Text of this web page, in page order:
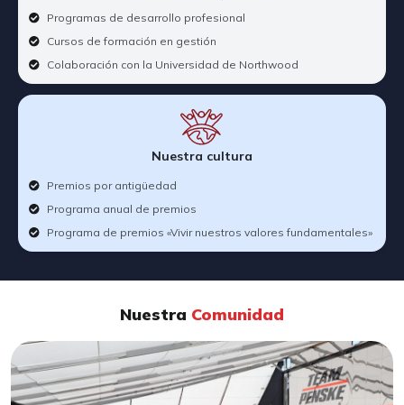
Programas de desarrollo profesional
Cursos de formación en gestión
Colaboración con la Universidad de Northwood
Nuestra cultura
Premios por antigüedad
Programa anual de premios
Programa de premios «Vivir nuestros valores fundamentales»
Nuestra Comunidad